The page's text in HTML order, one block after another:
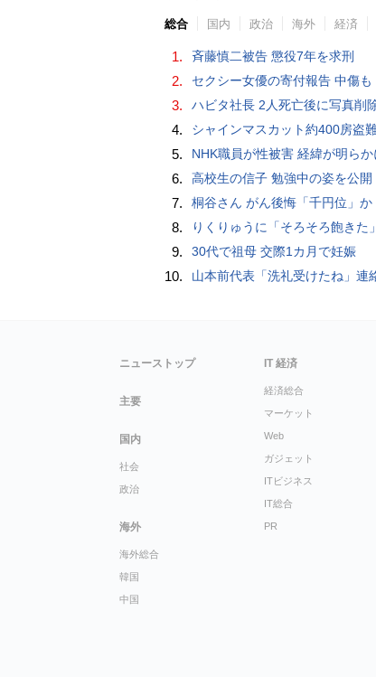
総合 国内 政治 海外 経済
1. 斉藤慎二被告 懲役7年を求刑
2. セクシー女優の寄付報告 中傷も
3. ハビタ社長 2人死亡後に写真削
4. シャインマスカット約400房盗
5. NHK職員が性被害 経緯が明らか
6. 高校生の信子 勉強中の姿を公開
7. 桐谷さん がん後悔「千円位」か
8. りくりゅうに「そろそろ飽きた」
9. 30代で祖母 交際1カ月で妊娠
10. 山本前代表「洗礼受けたね」連
ニューストップ
主要
国内
社会
政治
海外
海外総合
韓国
中国
IT 経済
経済総合
マーケット
Web
ガジェット
ITビジネス
IT総合
PR